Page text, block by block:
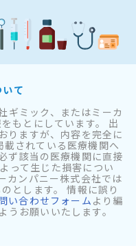
て
ギミック、またはミーカ
もとにしています。 出
りますが、内容を完全に
されている医療機関へ
ず該当の医療機関に直接
って生じた損害につい
カンパニー株式会社では
とします。 情報に誤り
い合わせフォームより編
お願いいたします。